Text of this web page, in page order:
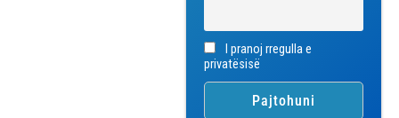
I pranoj rregulla e
privatësisë